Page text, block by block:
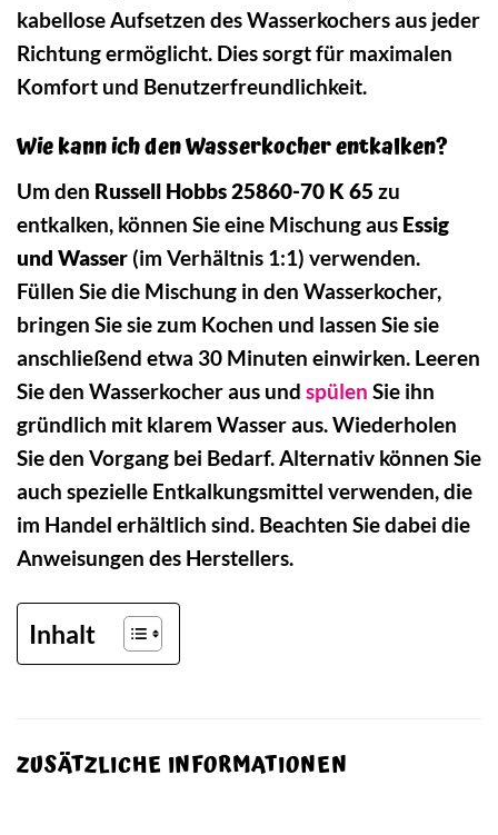
kabellose Aufsetzen des Wasserkochers aus jeder
Richtung ermöglicht. Dies sorgt für maximalen
Komfort und Benutzerfreundlichkeit.
Wie kann ich den Wasserkocher entkalken?
Um den Russell Hobbs 25860-70 K 65 zu
entkalken, können Sie eine Mischung aus Essig
und Wasser (im Verhältnis 1:1) verwenden.
Füllen Sie die Mischung in den Wasserkocher,
bringen Sie sie zum Kochen und lassen Sie sie
anschließend etwa 30 Minuten einwirken. Leeren
Sie den Wasserkocher aus und spülen Sie ihn
gründlich mit klarem Wasser aus. Wiederholen
Sie den Vorgang bei Bedarf. Alternativ können Sie
auch spezielle Entkalkungsmittel verwenden, die
im Handel erhältlich sind. Beachten Sie dabei die
Anweisungen des Herstellers.
Inhalt
ZUSÄTZLICHE INFORMATIONEN